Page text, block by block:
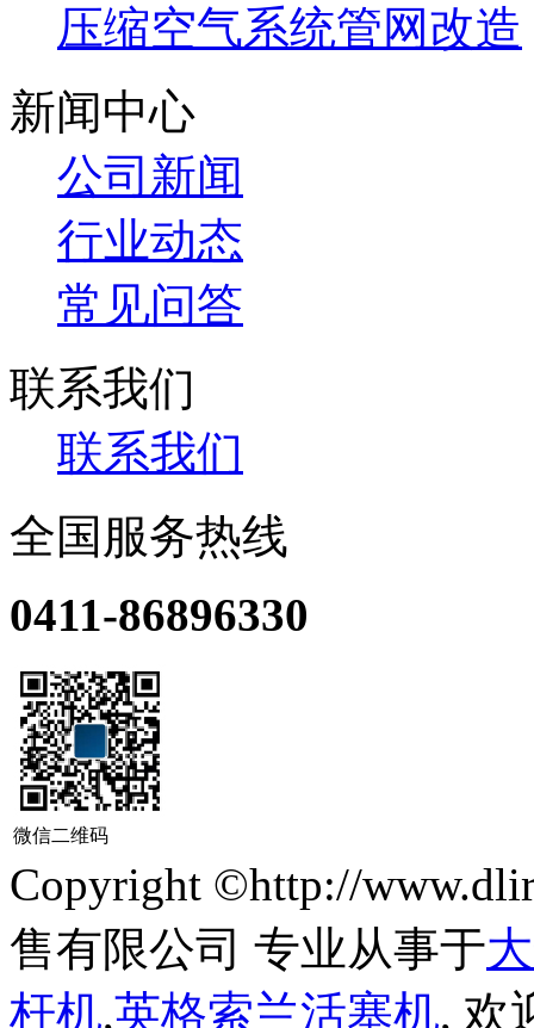
压缩空气系统管网改造
新闻中心
公司新闻
行业动态
常见问答
联系我们
联系我们
全国服务热线
0411-86896330
微信二维码
Copyright ©http://
售有限公司 专业从事于
杆机,英格索兰活塞机, 欢